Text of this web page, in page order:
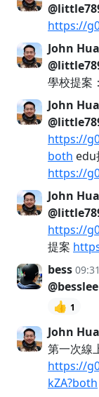
https://
John
學校提案
John
https://
both edu
https://
John
https://
提案
bess
@besslee
👍 1
John
第一次線
https://
kZA?both